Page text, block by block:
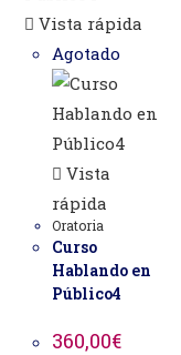
Vista rápida
Agotado
Vista
rápida
Oratoria
Curso
Hablando en
Público4
360,00€